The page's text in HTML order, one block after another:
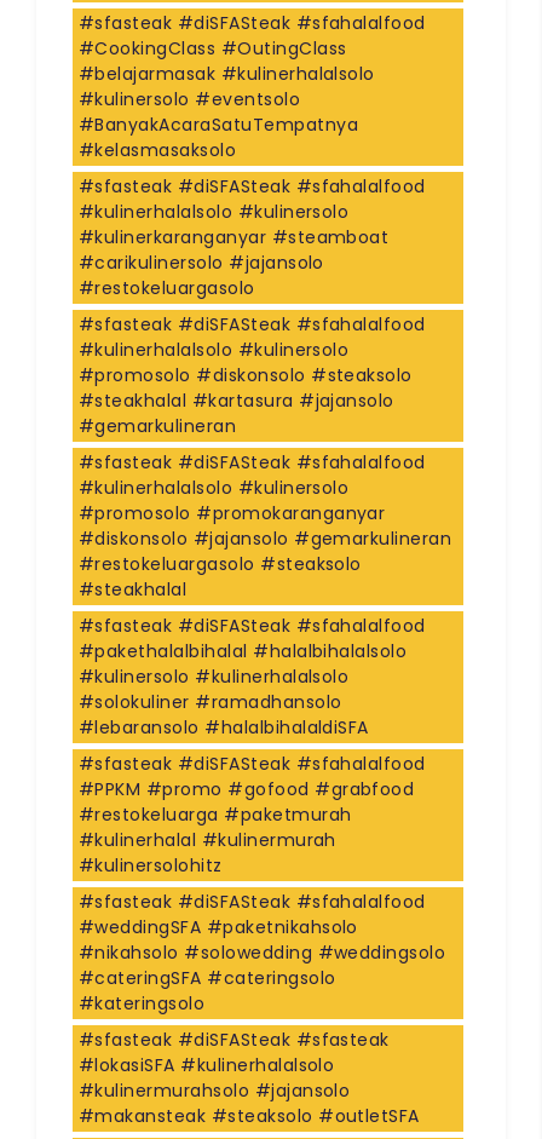
#sfasteak #diSFASteak #sfahalalfood
#CookingClass #OutingClass
#belajarmasak #kulinerhalalsolo
#kulinersolo #eventsolo
#BanyakAcaraSatuTempatnya
#kelasmasaksolo
#sfasteak #diSFASteak #sfahalalfood
#kulinerhalalsolo #kulinersolo
#kulinerkaranganyar #steamboat
#carikulinersolo #jajansolo
#restokeluargasolo
#sfasteak #diSFASteak #sfahalalfood
#kulinerhalalsolo #kulinersolo
#promosolo #diskonsolo #steaksolo
#steakhalal #kartasura #jajansolo
#gemarkulineran
#sfasteak #diSFASteak #sfahalalfood
#kulinerhalalsolo #kulinersolo
#promosolo #promokaranganyar
#diskonsolo #jajansolo #gemarkulineran
#restokeluargasolo #steaksolo
#steakhalal
#sfasteak #diSFASteak #sfahalalfood
#pakethalalbihalal #halalbihalalsolo
#kulinersolo #kulinerhalalsolo
#solokuliner #ramadhansolo
#lebaransolo #halalbihalaldiSFA
#sfasteak #diSFASteak #sfahalalfood
#PPKM #promo #gofood #grabfood
#restokeluarga #paketmurah
#kulinerhalal #kulinermurah
#kulinersolohitz
#sfasteak #diSFASteak #sfahalalfood
#weddingSFA #paketnikahsolo
#nikahsolo #solowedding #weddingsolo
#cateringSFA #cateringsolo
#kateringsolo
#sfasteak #diSFASteak #sfasteak
#lokasiSFA #kulinerhalalsolo
#kulinermurahsolo #jajansolo
#makansteak #steaksolo #outletSFA